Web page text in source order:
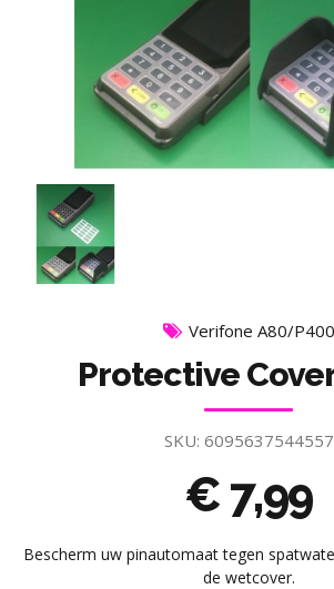
Verifone A80/P400
Protective
SKU: 6095637544557
€ 7,99
Bescherm uw pinautomaat tegen
de wetcover.